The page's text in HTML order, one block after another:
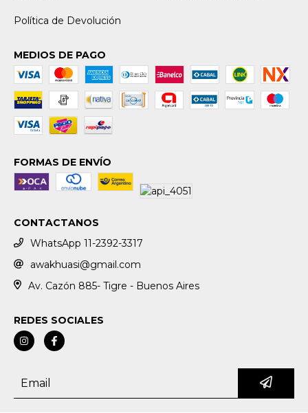
Política de Devolución
MEDIOS DE PAGO
FORMAS DE ENVÍO
CONTACTANOS
WhatsApp 11-2392-3317
awakhuasi@gmail.com
Av. Cazón 885- Tigre - Buenos Aires
REDES SOCIALES